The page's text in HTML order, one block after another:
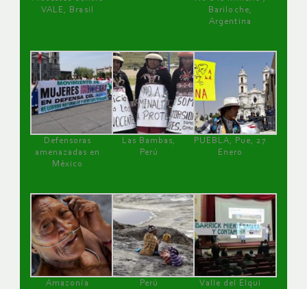
VALE, Brasil
Bariloche,
Argentina
Defensoras
amenazadas en
México
Las Bambas,
Perú
PUEBLA, Pue, 27
Enero
Amazonía
Perú
Valle del Elqui